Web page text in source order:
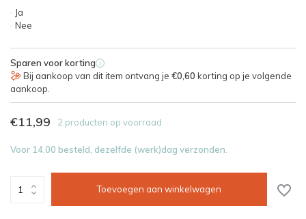
Ja
Nee
Sparen voor korting i
Bij aankoop van dit item ontvang je €0,60 korting op je volgende
aankoop.
€11,99 2 producten op voorraad
Voor 14.00 besteld, dezelfde (werk)dag verzonden.
Toevoegen aan winkelwagen